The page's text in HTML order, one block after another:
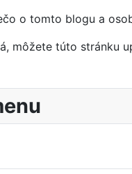
o tomto blogu a
môžete túto stránku